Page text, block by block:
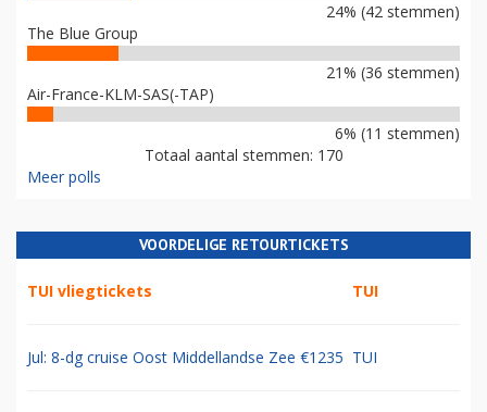
24% (42 stemmen)
The Blue Group
21% (36 stemmen)
Air-France-KLM-SAS(-TAP)
6% (11 stemmen)
Totaal aantal stemmen: 170
Meer polls
VOORDELIGE RETOURTICKETS
TUI vliegtickets TUI
Jul: 8-dg cruise Oost Middellandse Zee €1235 TUI